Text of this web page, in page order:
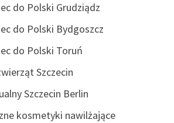
do Polski Grudziądz
do Polski Bydgoszcz
do Polski Toruń
Szczecin
Szczecin Berlin
kosmetyki nawilżające